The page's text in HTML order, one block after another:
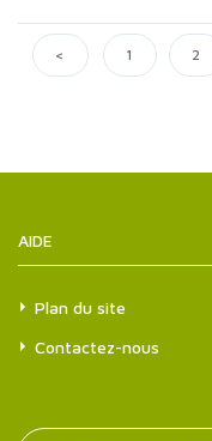
< 1 2
AIDE
Plan du site
Contactez-nous